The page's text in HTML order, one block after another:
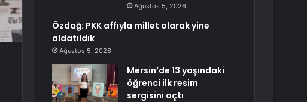
Ağustos 5, 2026
Özdağ: PKK affıyla millet olarak yine
aldatıldık
Ağustos 5, 2026
Mersin’de 13 yaşındaki
öğrenci ilk resim
sergisini açtı